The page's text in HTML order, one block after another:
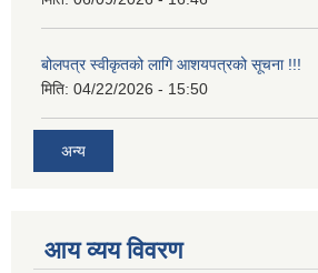
बोलपत्र स्वीकृतको लागि आशयपत्रको सूचना !!!
मिति: 04/22/2026 - 15:50
अन्य
आय व्यय विवरण